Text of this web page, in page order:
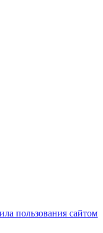
пользования сайтом